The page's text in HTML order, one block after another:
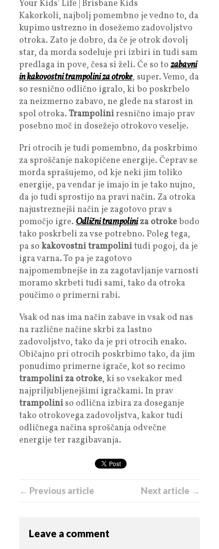
Kakorkoli, najbolj pomembno je vedno to, da
kupimo ustrezno in dosežemo zadovoljstvo
otroka. Zato je dobro, da če je otrok dovolj
star, da morda sodeluje pri izbiri in tudi sam
predlaga in pove, česa si želi. Če so to zabavni
in kakovostni trampolini za otroke, super. Vemo, da
so resnično odlično igralo, ki bo poskrbelo
za neizmerno zabavo, ne glede na starost in
spol otroka. Trampoliniresnično imajo prav
posebno moč in dosežejo otrokovo veselje.
Pri otrocih je tudi pomembno, da poskrbimo
za sproščanje nakopičene energije. Čeprav se
morda sprašujemo, od kje neki jim toliko
energije, pa vendar je imajo in je tako nujno,
da jo tudi sprostijo na pravi način. Za otroka
najustreznejši način je zagotovo prav s
pomočjo igre. Odlični trampoliniza otrokebodo
tako poskrbeli za vse potrebno. Poleg tega,
pa so kakovostni trampolinitudi pogoj, da je
igra varna. To pa je zagotovo
najpomembnejše in za zagotavljanje varnosti
moramo skrbeti tudi sami, tako da otroka
poučimo o primerni rabi.
Vsak od nas ima način zabave in vsak od nas
na različne načine skrbi za lastno
zadovoljstvo, tako da je pri otrocih enako.
Običajno pri otrocih poskrbimo tako, da jim
ponudimo primerne igrače, kot so recimo
trampolini za otroke, ki so vsekakor med
najpriljubljenejšimi igračkami. In prav
trampolini so odlična izbira za doseganje
tako otrokovega zadovoljstva, kakor tudi
odličnega načina sproščanja odvečne
energije ter razgibavanja.
← Previous article Next article →
Leave a comment